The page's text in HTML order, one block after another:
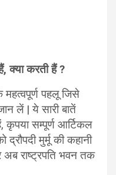
क्या करती हैं ?
महत्वपूर्ण पहलू जिसे
लें | ये सारी बातें
सम्पूर्ण आर्टिकल
मुर्मू की कहानी
राष्ट्रपति भवन तक